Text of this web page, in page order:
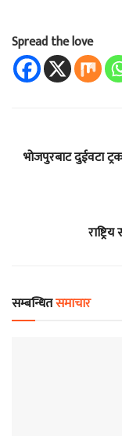
Spread the love
भोजपुरबाट दुईवटा
सम्बन्धितसमाचार